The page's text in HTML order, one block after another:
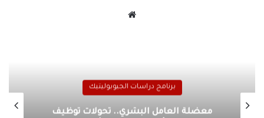
برنامج دراسات الجيوبوليتيك
معضلة العامل البشري.. تحولات توظيف